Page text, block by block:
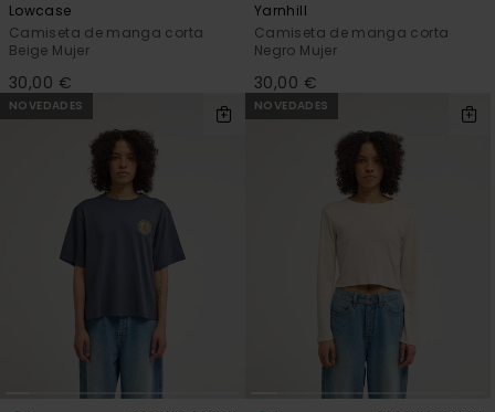
Lowcase
Camiseta de manga corta
Beige Mujer
30,00 €
Yarnhill
Camiseta de manga corta
Negro Mujer
30,00 €
NOVEDADES NOVEDADES